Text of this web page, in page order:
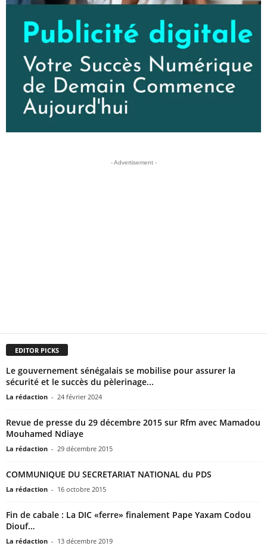
- Advertisement -
EDITOR PICKS
Le gouvernement sénégalais se mobilise pour assurer la
sécurité et le succès du pèlerinage...
La rédaction - 24 février 2024
Revue de presse du 29 décembre 2015 sur Rfm avec Mamadou
Mouhamed Ndiaye
La rédaction - 29 décembre 2015
COMMUNIQUE DU SECRETARIAT NATIONAL du PDS
La rédaction - 16 octobre 2015
Fin de cabale : La DIC «ferre» finalement Pape Yaxam Codou
Diouf…
La rédaction - 13 décembre 2019